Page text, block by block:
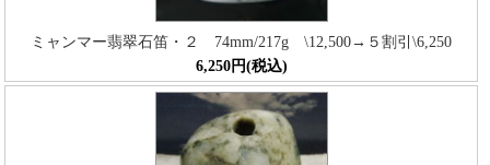
ミャンマー翡翠石笛・２ 74mm/217g \12,500→５割引\6,250
6,250円(税込)